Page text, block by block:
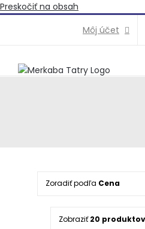
Preskočiť na obsah
Môj účet
Zoradiť podľa Cena
Zobraziť20 produktov